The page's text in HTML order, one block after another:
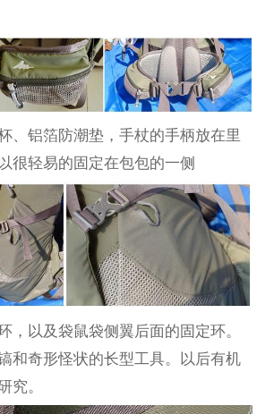
、铝箔防潮垫，手杖的手柄放在里
很轻易的固定在包包的一侧
，以及袋鼠袋侧翼后面的固定环。
和奇形怪状的长型工具。以后有机
究。